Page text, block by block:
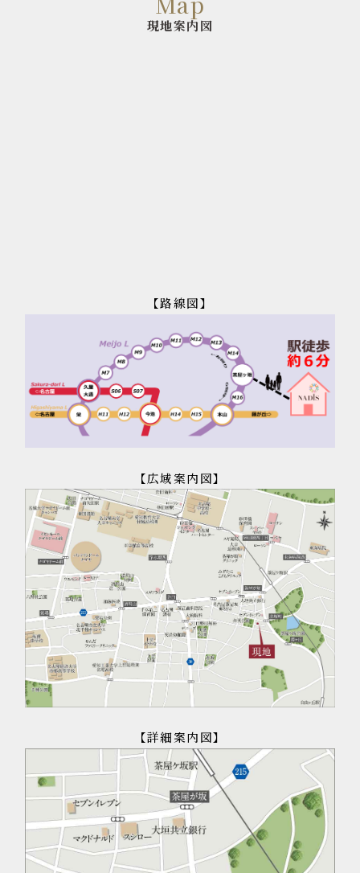
現地案内図
【路線図】
【広域案内図】
【詳細案内図】